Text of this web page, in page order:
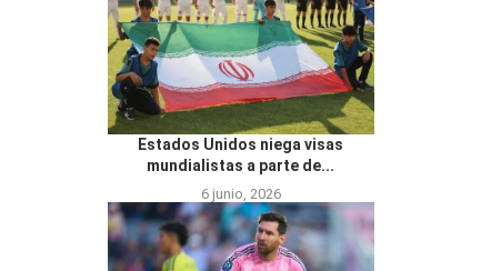
Estados Unidos niega visas
mundialistas a parte de...
6 junio, 2026